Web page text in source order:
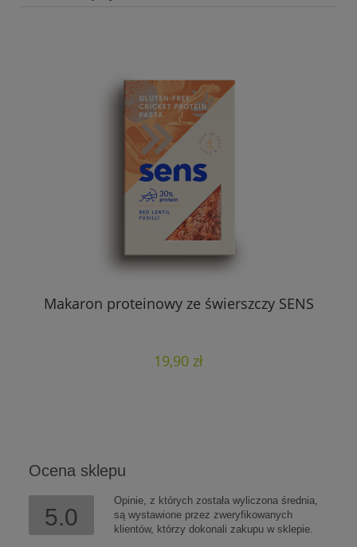
Makaron proteinowy ze świerszczy SENS
19,90 zł
Ocena sklepu
5.0
Opinie, z których została wyliczona średnia,
są wystawione przez zweryfikowanych
klientów, którzy dokonali zakupu w sklepie.